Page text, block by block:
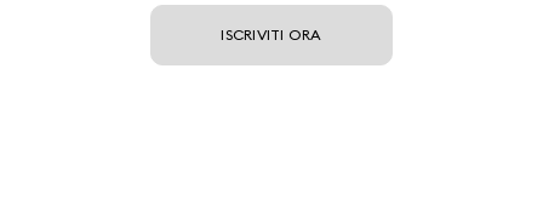
ISCRIVITI ORA